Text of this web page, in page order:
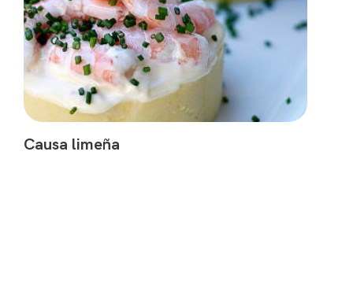
Causa limeña